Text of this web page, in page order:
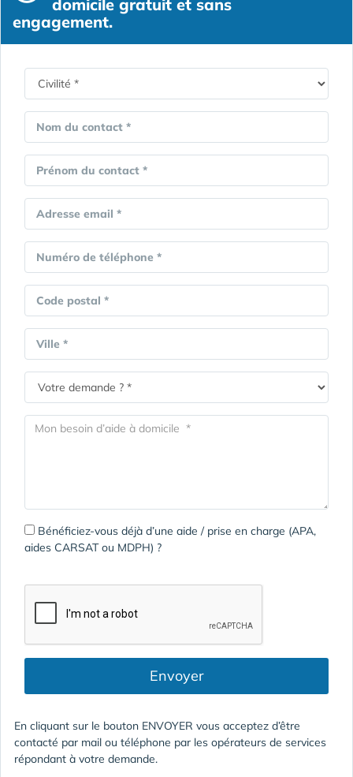
domicile gratuit et sans
engagement.
Nom du contact *
Prénom du contact *
Adresse email *
Numéro de téléphone *
Code postal *
Ville *
Bénéficiez-vous déjà d’une aide / prise en charge (APA,
aides CARSAT ou MDPH) ?
Envoyer
En cliquant sur le bouton ENVOYER vous acceptez d’être
contacté par mail ou téléphone par les opérateurs de services
répondant à votre demande.